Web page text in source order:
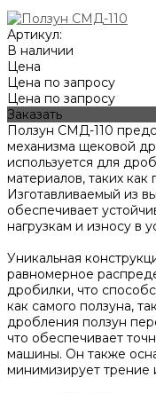
Артикул:
В наличии
Цена
Цена по запросу
Цена по запросу
Заказать
Ползун СМД-110
механизма щековой
используется для
материалов, таких как
Изготавливаемый из
обеспечивает
нагрузкам и износу в
Уникальная
равномерное
дробилки, что
как самого ползуна,
дробления ползун
что обеспечивает
машины. Он также
минимизирует трение